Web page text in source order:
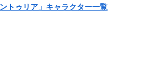
トゥリア」キャラクター一覧